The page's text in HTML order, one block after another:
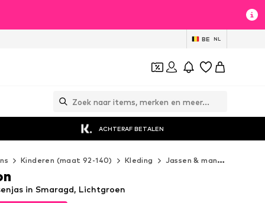
BE NL
ACHTERAF BETALEN
Kinderen (maat 92-140) Kleding Jassen & mantels
in Smaragd, Lichtgroen